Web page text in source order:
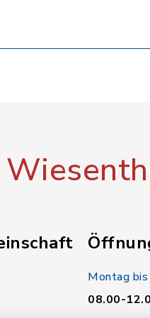
Montag
08.00-